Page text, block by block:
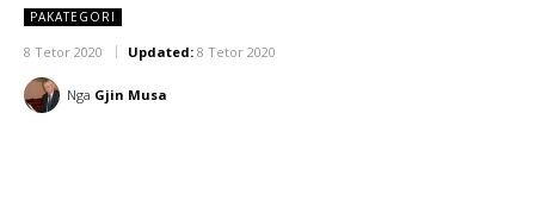
PAKATEGORI
8 Tetor 2020 Updated: 8 Tetor 2020
Nga Gjin Musa